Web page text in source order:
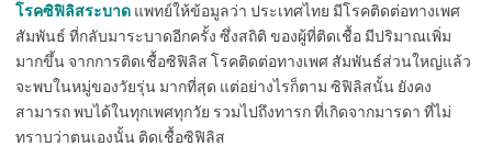
โรคซิฟิลิสระบาด แพทย์ให้ข้อมูลว่า ประเทศไทย มีโรคติดต่อทางเพศ
สัมพันธ์ ที่กลับมาระบาดอีกครั้ง ซึ่งสถิติ ของผู้ที่ติดเชื้อ มีปริมาณเพิ่ม
มากขึ้น จากการติดเชื้อซิฟิลิส โรคติดต่อทางเพศ สัมพันธ์ส่วนใหญ่แล้ว
จะพบในหมู่ของวัยรุ่น มากที่สุด แต่อย่างไรก็ตาม ซิฟิลิสนั้น ยังคง
สามารถ พบได้ในทุกเพศทุกวัย รวมไปถึงทารก ที่เกิดจากมารดา ที่ไม่
ทราบว่าตนเองนั้น ติดเชื้อซิฟิลิส